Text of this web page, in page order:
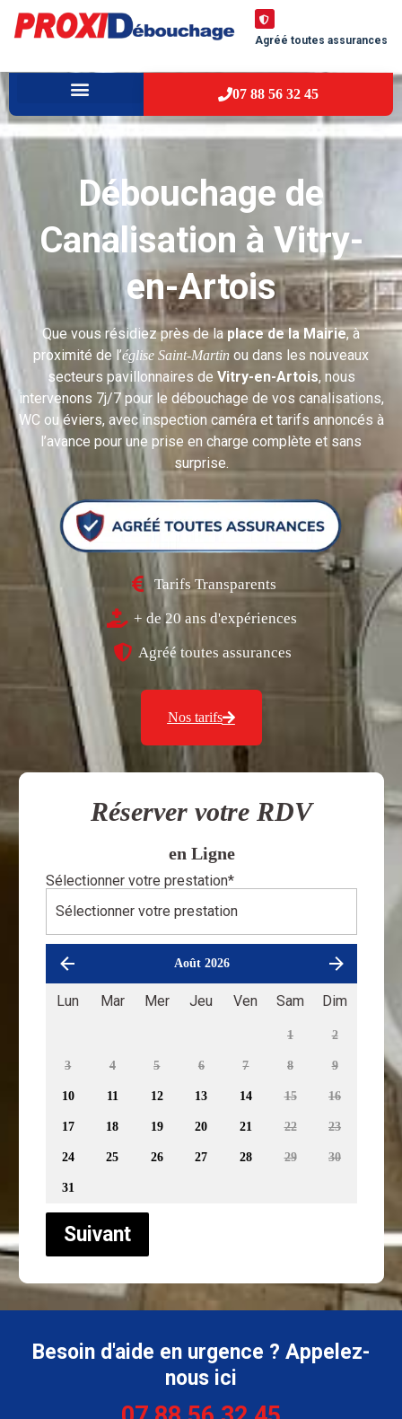
Agréé toutes assurances
07 88 56 32 45
Débouchage de
Canalisation à Vitry-
en-Artois
Que vous résidiez près de laplace de la Mairie, à
proximité de l’église Saint-Martin ou dans les nouveaux
secteurs pavillonnaires de Vitry-en-Artois, nous
intervenons 7j/7 pour le débouchage de vos canalisations,
WC ou éviers, avec inspection caméra et tarifs annoncés à
l’avance pour une prise en charge complète et sans
surprise.
Tarifs Transparents
+ de 20 ans d'expériences
Agréé toutes assurances
Nos tarifs
Réserver votre RDV
en Ligne
Sélectionner votre prestation*
Août 2026
Lun Mar Mer Jeu Ven Sam Dim
1 2
3 4 5 6 7 8 9
10 11 12 13 14 15 16
17 18 19 20 21 22 23
24 25 26 27 28 29 30
31
Suivant
Besoin d'aide en urgence ? Appelez-
nous ici